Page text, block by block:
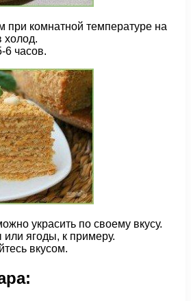
при комнатной температуре на
холод.
6 часов.
украсить по своему вкусу.
ягоды, к примеру.
вкусом.